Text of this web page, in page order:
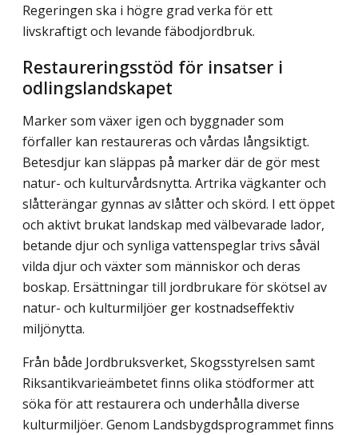
Regeringen ska i högre grad verka för ett
livskraftigt och levande fäbodjordbruk.
Restaureringsstöd för insatser i
odlingslandskapet
Marker som växer igen och byggnader som
förfaller kan restaureras och vårdas lång­siktigt.
Betesdjur kan släppas på marker där de gör mest
natur- och kulturvårdsnytta. Artrika vägkanter och
slåtterängar gynnas av slåtter och skörd. I ett öppet
och aktivt brukat landskap med välbevarade lador,
betande djur och synliga vattenspeglar trivs såväl
vilda djur och växter som människor och deras
boskap. Ersättningar till jordbrukare för skötsel av
natur- och kulturmiljöer ger kostnadseffektiv
miljönytta.
Från både Jordbruksverket, Skogsstyrelsen samt
Riksantikvarieämbetet finns olika stödformer att
söka för att restaurera och underhålla diverse
kulturmiljöer. Genom Landsbygdsprogrammet finns